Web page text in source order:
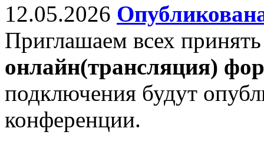
12.05.2026
Приглашаем всех принять
онлайн(трансляция)
подключения будут
конференции.